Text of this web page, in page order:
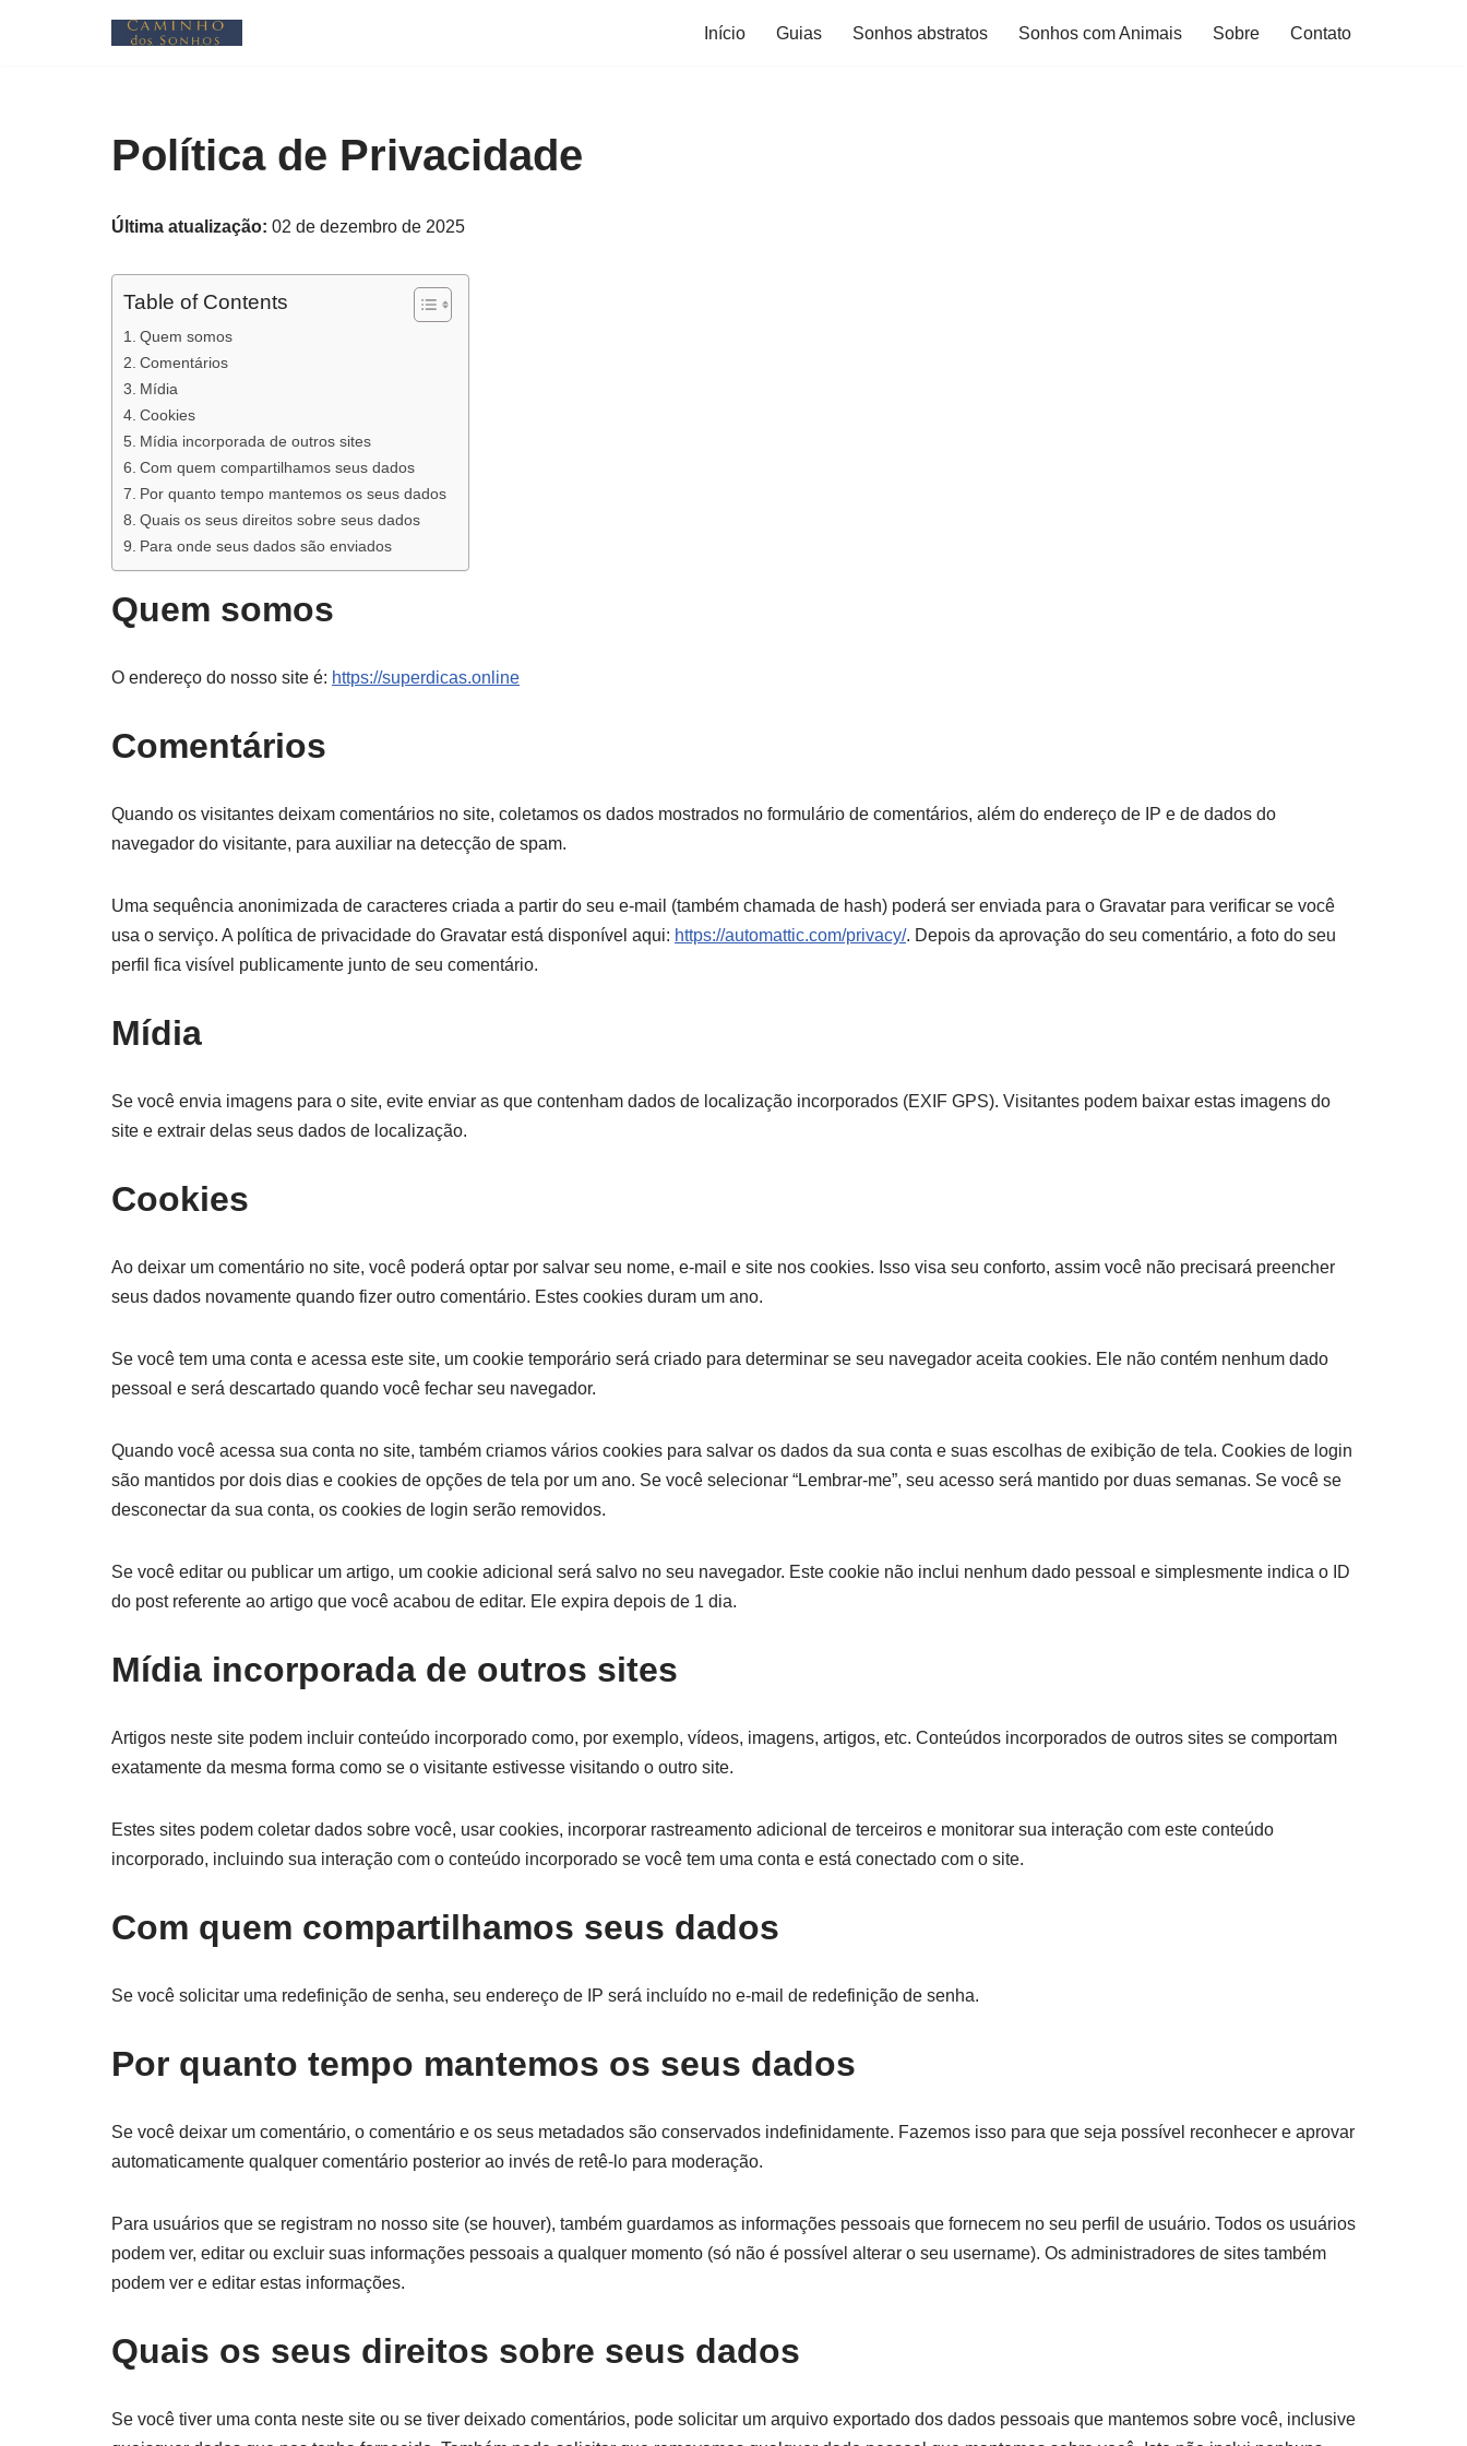
Início Guias Sonhos abstratos Sonhos com Animais Sobre Contato
Política de Privacidade
Última atualização: 02 de dezembro de 2025
Table of Contents
Quem somos
Comentários
Mídia
Cookies
Mídia incorporada de outros sites
Com quem compartilhamos seus dados
Por quanto tempo mantemos os seus dados
Quais os seus direitos sobre seus dados
Para onde seus dados são enviados
Quem somos
O endereço do nosso site é: https://superdicas.online
Comentários
Quando os visitantes deixam comentários no site, coletamos os dados mostrados no formulário de comentários, além do endereço de IP e de dados do
navegador do visitante, para auxiliar na detecção de spam.
Uma sequência anonimizada de caracteres criada a partir do seu e-mail (também chamada de hash) poderá ser enviada para o Gravatar para verificar se você
usa o serviço. A política de privacidade do Gravatar está disponível aqui: https://automattic.com/privacy/. Depois da aprovação do seu comentário, a foto do seu
perfil fica visível publicamente junto de seu comentário.
Mídia
Se você envia imagens para o site, evite enviar as que contenham dados de localização incorporados (EXIF GPS). Visitantes podem baixar estas imagens do
site e extrair delas seus dados de localização.
Cookies
Ao deixar um comentário no site, você poderá optar por salvar seu nome, e-mail e site nos cookies. Isso visa seu conforto, assim você não precisará preencher
seus dados novamente quando fizer outro comentário. Estes cookies duram um ano.
Se você tem uma conta e acessa este site, um cookie temporário será criado para determinar se seu navegador aceita cookies. Ele não contém nenhum dado
pessoal e será descartado quando você fechar seu navegador.
Quando você acessa sua conta no site, também criamos vários cookies para salvar os dados da sua conta e suas escolhas de exibição de tela. Cookies de login
são mantidos por dois dias e cookies de opções de tela por um ano. Se você selecionar “Lembrar-me”, seu acesso será mantido por duas semanas. Se você se
desconectar da sua conta, os cookies de login serão removidos.
Se você editar ou publicar um artigo, um cookie adicional será salvo no seu navegador. Este cookie não inclui nenhum dado pessoal e simplesmente indica o ID
do post referente ao artigo que você acabou de editar. Ele expira depois de 1 dia.
Mídia incorporada de outros sites
Artigos neste site podem incluir conteúdo incorporado como, por exemplo, vídeos, imagens, artigos, etc. Conteúdos incorporados de outros sites se comportam
exatamente da mesma forma como se o visitante estivesse visitando o outro site.
Estes sites podem coletar dados sobre você, usar cookies, incorporar rastreamento adicional de terceiros e monitorar sua interação com este conteúdo
incorporado, incluindo sua interação com o conteúdo incorporado se você tem uma conta e está conectado com o site.
Com quem compartilhamos seus dados
Se você solicitar uma redefinição de senha, seu endereço de IP será incluído no e-mail de redefinição de senha.
Por quanto tempo mantemos os seus dados
Se você deixar um comentário, o comentário e os seus metadados são conservados indefinidamente. Fazemos isso para que seja possível reconhecer e aprovar
automaticamente qualquer comentário posterior ao invés de retê-lo para moderação.
Para usuários que se registram no nosso site (se houver), também guardamos as informações pessoais que fornecem no seu perfil de usuário. Todos os usuários
podem ver, editar ou excluir suas informações pessoais a qualquer momento (só não é possível alterar o seu username). Os administradores de sites também
podem ver e editar estas informações.
Quais os seus direitos sobre seus dados
Se você tiver uma conta neste site ou se tiver deixado comentários, pode solicitar um arquivo exportado dos dados pessoais que mantemos sobre você, inclusive